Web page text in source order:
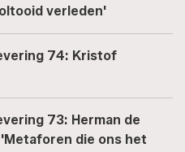
verleden'
74: Kristof
73: Herman de
die ons het